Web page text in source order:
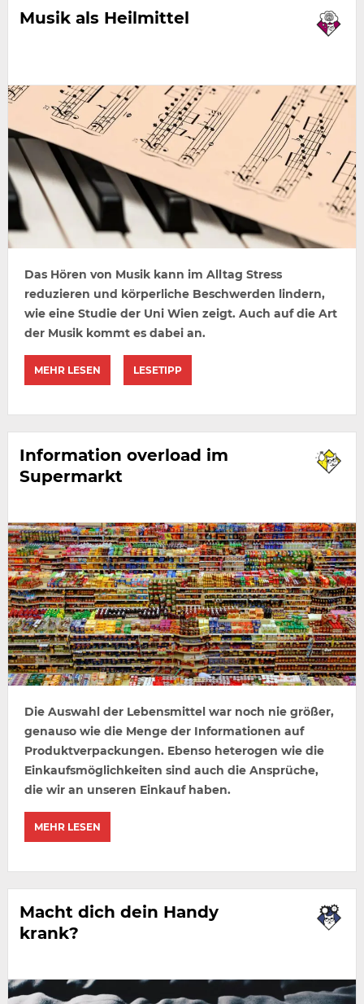
Musik als Heilmittel
Das Hören von Musik kann im Alltag Stress
reduzieren und körperliche Beschwerden lindern,
wie eine Studie der Uni Wien zeigt. Auch auf die Art
der Musik kommt es dabei an.
MEHR LESEN LESETIPP
Information overload im
Supermarkt
Die Auswahl der Lebensmittel war noch nie größer,
genauso wie die Menge der Informationen auf
Produktverpackungen. Ebenso heterogen wie die
Einkaufsmöglichkeiten sind auch die Ansprüche,
die wir an unseren Einkauf haben.
MEHR LESEN
Macht dich dein Handy
krank?